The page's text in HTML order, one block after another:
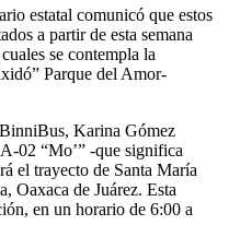
estatal comunicó que estos
a partir de esta semana
se contempla la
Parque del Amor-
Karina Gómez
02 “Mo’” -que significa
el trayecto de Santa María
Oaxaca de Juárez. Esta
en un horario de 6:00 a